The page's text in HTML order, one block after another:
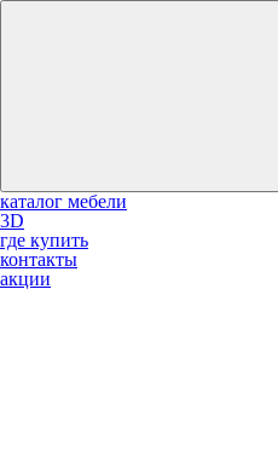
каталог мебели
3D
где купить
контакты
акции